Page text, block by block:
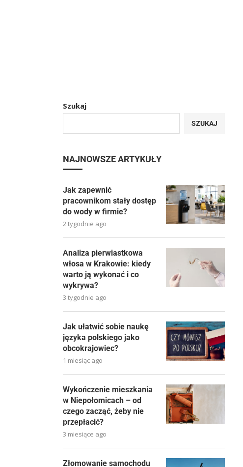
Szukaj
SZUKAJ
NAJNOWSZE ARTYKUŁY
Jak zapewnić
pracownikom stały dostęp
do wody w firmie?
2 tygodnie ago
Analiza pierwiastkowa
włosa w Krakowie: kiedy
warto ją wykonać i co
wykrywa?
3 tygodnie ago
Jak ułatwić sobie naukę
języka polskiego jako
obcokrajowiec?
1 miesiąc ago
Wykończenie mieszkania
w Niepołomicach – od
czego zacząć, żeby nie
przepłacić?
3 miesiące ago
Złomowanie samochodu